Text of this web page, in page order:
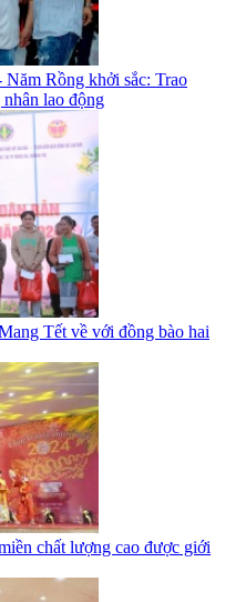
Năm Rồng khởi sắc: Trao
lao động
Tết về với đồng bào hai
chất lượng cao được giới